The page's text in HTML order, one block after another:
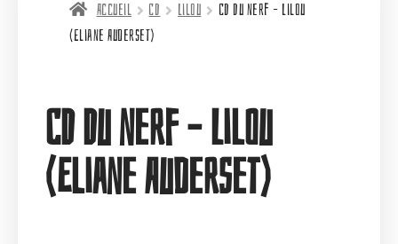
Accueil CD Lilou
CD Du nerf – Lilou
(Eliane Auderset)
CD Du nerf – Lilou
(Eliane Auderset)